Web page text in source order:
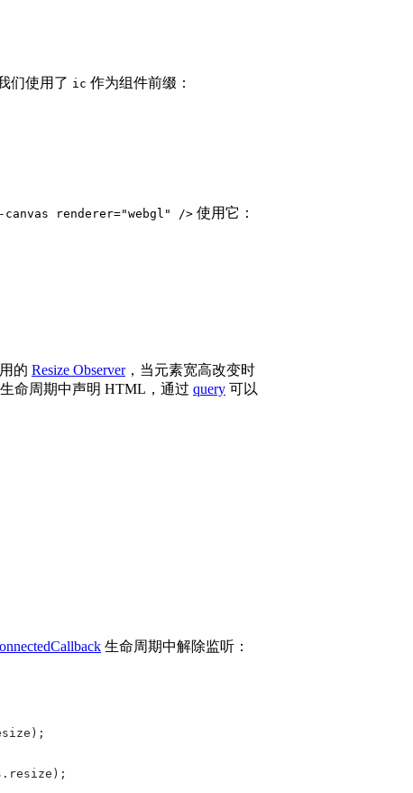
们使用了 ic 作为组件前缀：
renderer="webgl" /> 使用它：
的 Resize Observer，当元素宽高改变时
生命周期中声明 HTML，通过 query 可以
生命周期中解除监听：
.resize);